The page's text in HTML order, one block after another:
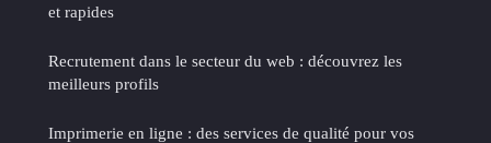
et rapides
Recrutement dans le secteur du web : découvrez les
meilleurs profils
Imprimerie en ligne : des services de qualité pour vos